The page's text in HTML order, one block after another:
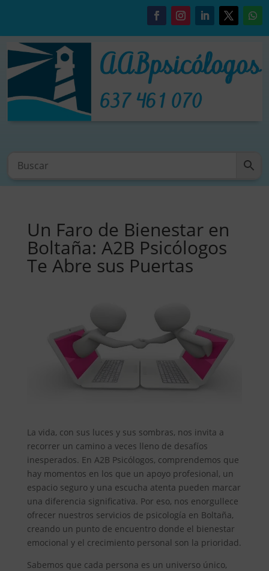
Un Faro de Bienestar en
Boltaña: A2B Psicólogos
Te Abre sus Puertas
La vida, con sus luces y sus sombras, nos invita a
recorrer un camino a veces lleno de desafíos
inesperados. En A2B Psicólogos, comprendemos que
hay momentos en los que un apoyo profesional, un
espacio seguro y una escucha atenta pueden marcar
una diferencia significativa. Por eso, nos enorgullece
ofrecer nuestros servicios de psicología en Boltaña,
creando un punto de encuentro donde el bienestar
emocional y el crecimiento personal son la prioridad.
Sabemos que cada persona es un universo único,